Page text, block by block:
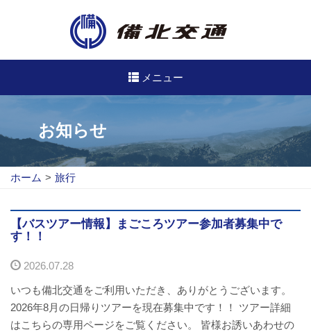
メニュー
高速バス
路線バス
路線図
バスのご利用方法
バスパックについて
お知らせ
ホーム > 旅行
【バスツアー情報】まごころツアー参加者募集中で
す！！
2026.07.28
いつも備北交通をご利用いただき、ありがとうございます。
2026年8月の日帰りツアーを現在募集中です！！ ツアー詳細
はこちらの専用ページをご覧ください。 皆様お誘いあわせの